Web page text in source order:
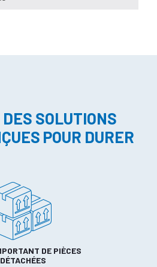
SOLUTIONS
POUR DURER
DE PIÈCES
DÉTACHÉES